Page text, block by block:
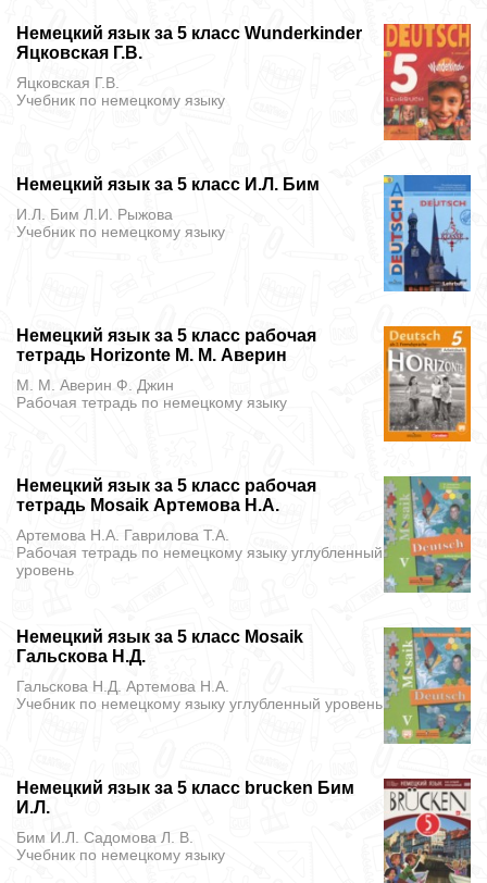
Немецкий язык за 5 класс Wunderkinder
Яцковская Г.В.
Яцковская Г.В.
Учебник по немецкому языку
Немецкий язык за 5 класс И.Л. Бим
И.Л. Бим Л.И. Рыжова
Учебник по немецкому языку
Немецкий язык за 5 класс рабочая
тетрадь Horizonte М. М. Аверин
М. М. Аверин Ф. Джин
Рабочая тетрадь по немецкому языку
Немецкий язык за 5 класс рабочая
тетрадь Mosaik Артемова Н.А.
Артемова Н.А. Гаврилова Т.А.
Рабочая тетрадь по немецкому языку углубленный
уровень
Немецкий язык за 5 класс Mosaik
Гальскова Н.Д.
Гальскова Н.Д. Артемова Н.А.
Учебник по немецкому языку углубленный уровень
Немецкий язык за 5 класс brucken Бим
И.Л.
Бим И.Л. Садомова Л. В.
Учебник по немецкому языку